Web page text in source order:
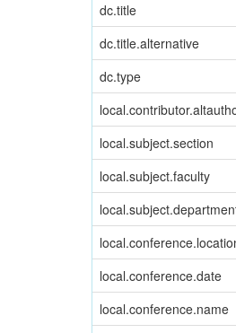
dc.title
dc.title.alternative
dc.type
local.subject.section
local.subject.faculty
local.conference.date
local.conference.name